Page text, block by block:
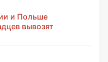
и Польше
вывозят